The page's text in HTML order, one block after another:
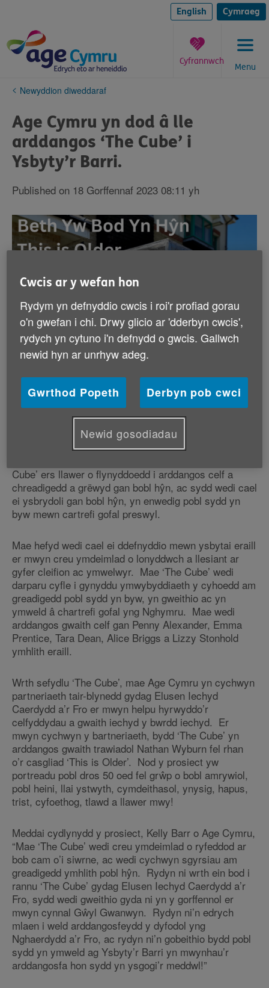
content
English Cymraeg
Menu
Cyfrannwch
You
here:
Newyddion diweddaraf
Age Cymru yn dod â lle
arddangos ‘The Cube’ i
Ysbyty’r Barri.
Published on 18 Gorffennaf 2023 08:11 yh
Mae Age Cymru yn dod â lle arddangos ‘The Cube’ i
Cube’ ers llawer o flynyddoedd i arddangos celf a
chreadigedd a grëwyd gan bobl hŷn, ac sydd wedi cael
ei ysbrydoli gan bobl hŷn, yn enwedig pobl sydd yn
byw mewn cartrefi gofal preswyl.
Mae hefyd wedi cael ei ddefnyddio mewn ysbytai eraill
er mwyn creu ymdeimlad o lonyddwch a llesiant ar
gyfer cleifion ac ymwelwyr. Mae ‘The Cube’ wedi
darparu cyfle i gynyddu ymwybyddiaeth y cyhoedd am
greadigedd pobl sydd yn byw, yn gweithio ac yn
ymweld â chartrefi gofal yng Nghymru. Mae wedi
arddangos gwaith celf gan Penny Alexander, Emma
Prentice, Tara Dean, Alice Briggs a Lizzy Stonhold
ymhlith eraill.
Wrth sefydlu ‘The Cube’, mae Age Cymru yn cychwyn
partneriaeth tair-blynedd gydag Elusen Iechyd
Caerdydd a’r Fro er mwyn helpu hyrwyddo’r
celfyddydau a gwaith iechyd y bwrdd iechyd. Er
mwyn cychwyn y bartneriaeth, bydd ‘The Cube’ yn
arddangos gwaith trawiadol Nathan Wyburn fel rhan
o’r casgliad ‘This is Older’. Nod y prosiect yw
portreadu pobl dros 50 oed fel grŵp o bobl amrywiol,
pobl heini, llai ystwyth, cymdeithasol, ynysig, hapus,
trist, cyfoethog, tlawd a llawer mwy!
Meddai cydlynydd y prosiect, Kelly Barr o Age Cymru,
“Mae ‘The Cube’ wedi creu ymdeimlad o ryfeddod ar
bob cam o’i siwrne, ac wedi cychwyn sgyrsiau am
greadigedd ymhlith pobl hŷn. Rydyn ni wrth ein bod i
rannu ‘The Cube’ gydag Elusen Iechyd Caerdydd a’r
Fro, sydd wedi gweithio gyda ni yn y gorffennol er
mwyn cynnal Gŵyl Gwanwyn. Rydyn ni’n edrych
mlaen i weld arddangosfeydd y dyfodol yng
Nghaerdydd a’r Fro, ac rydyn ni’n gobeithio bydd pobl
sydd yn ymweld ag Ysbyty’r Barri yn mwynhau’r
arddangosfa hon sydd yn ysgogi’r meddwl!”
Cwcis ar y wefan hon
Rydym yn defnyddio cwcis i roi'r profiad gorau
o'n gwefan i chi. Drwy glicio ar 'dderbyn cwcis',
rydych yn cytuno i'n defnydd o gwcis. Gallwch
newid hyn ar unrhyw adeg.
Gwrthod Popeth Derbyn pob cwci
Newid gosodiadau